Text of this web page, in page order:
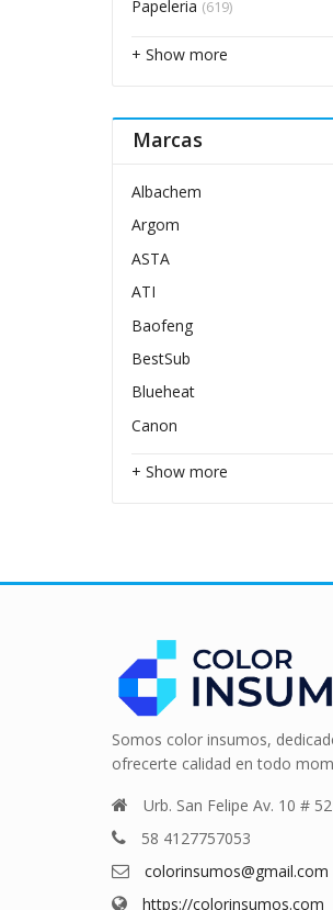
Papeleria (619)
+ Show more
Marcas
Albachem
Argom
ASTA
ATI
Baofeng
BestSub
Blueheat
Canon
+ Show more
Somos color insumos,
ofrecerte calidad en todo
Urb. San Felipe Av. 10 # 52
58 4127757053
colorinsumos@gmail.com
https://colorinsumos.com